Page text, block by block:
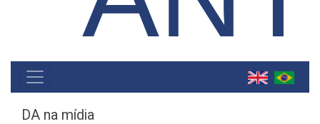
MAIN
NAVIGATION
DA na mídia